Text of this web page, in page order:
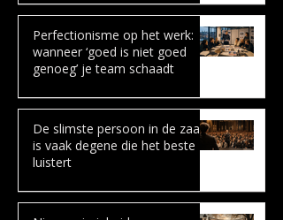
Perfectionisme op het werk:
wanneer ‘goed is niet goed
genoeg’ je team schaadt
De slimste persoon in de zaal
is vaak degene die het beste
luistert